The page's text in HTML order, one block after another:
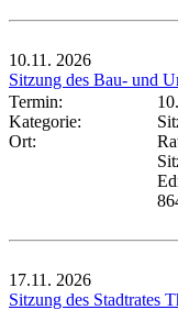
10.11. 2026
Sitzung des Bau- und
Termin:
Kategorie:
Ort:
17.11. 2026
Sitzung des Stadtrates